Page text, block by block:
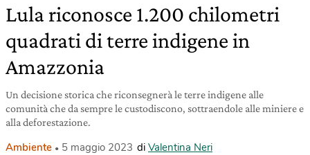
Lula riconosce 1.200 chilometri
quadrati di terre indigene in
Amazzonia
Un decisione storica che riconsegnerà le terre indigene alle
comunità che da sempre le custodiscono, sottraendole alle miniere e
alla deforestazione.
Ambiente 5 maggio 2023 di Valentina Neri